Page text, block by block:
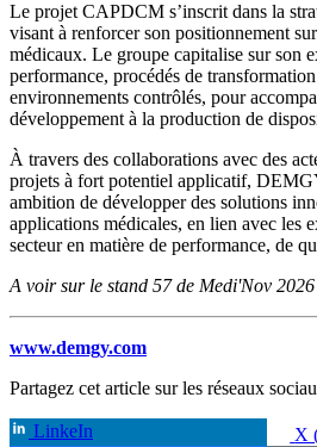
Le projet CAPDCM s’inscrit dans la
visant à renforcer son positionnement
médicaux. Le groupe capitalise sur son
performance, procédés de
environnements contrôlés, pour
développement à la production de
À travers des collaborations avec des
projets à fort potentiel applicatif,
ambition de développer des solutions
applications médicales, en lien avec les
secteur en matière de performance, de
A voir sur le stand 57 de Medi'Nov 2026
www.demgy.com
Partagez cet article sur les réseaux
LinkeIn
X